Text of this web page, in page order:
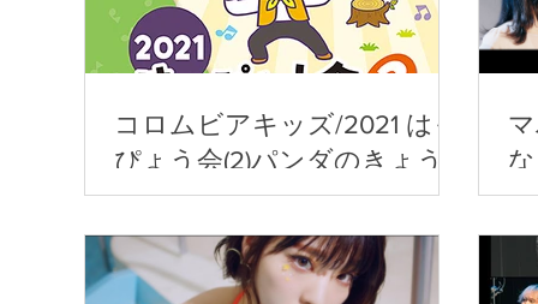
コロムビアキッズ/2021 はっ
ぴょう会(2)パンダのきょう
だい